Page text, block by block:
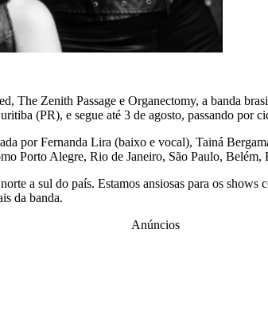
The Zenith Passage e Organectomy, a banda
(PR), e segue até 3 de agosto, passando por
por Fernanda Lira (baixo e vocal), Tainá
Porto Alegre, Rio de Janeiro, São Paulo,
a sul do país. Estamos ansiosas para os
da banda.
Anúncios